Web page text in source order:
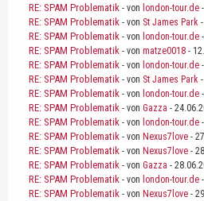
RE: SPAM Problematik - von london-tour.de
RE: SPAM Problematik - von St James Park
RE: SPAM Problematik - von london-tour.de
RE: SPAM Problematik - von matze0018 -
RE: SPAM Problematik - von london-tour.de
RE: SPAM Problematik - von St James Park
RE: SPAM Problematik - von london-tour.de
RE: SPAM Problematik - von Gazza -
RE: SPAM Problematik - von london-tour.de
RE: SPAM Problematik - von Nexus7love -
RE: SPAM Problematik - von Nexus7love -
RE: SPAM Problematik - von Gazza -
RE: SPAM Problematik - von london-tour.de
RE: SPAM Problematik - von Nexus7love -